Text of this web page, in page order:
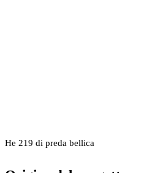
He 219 di preda bellica